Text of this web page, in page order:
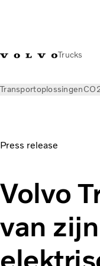
Trucks
Transportoplossingen
Press release
Volvo
van